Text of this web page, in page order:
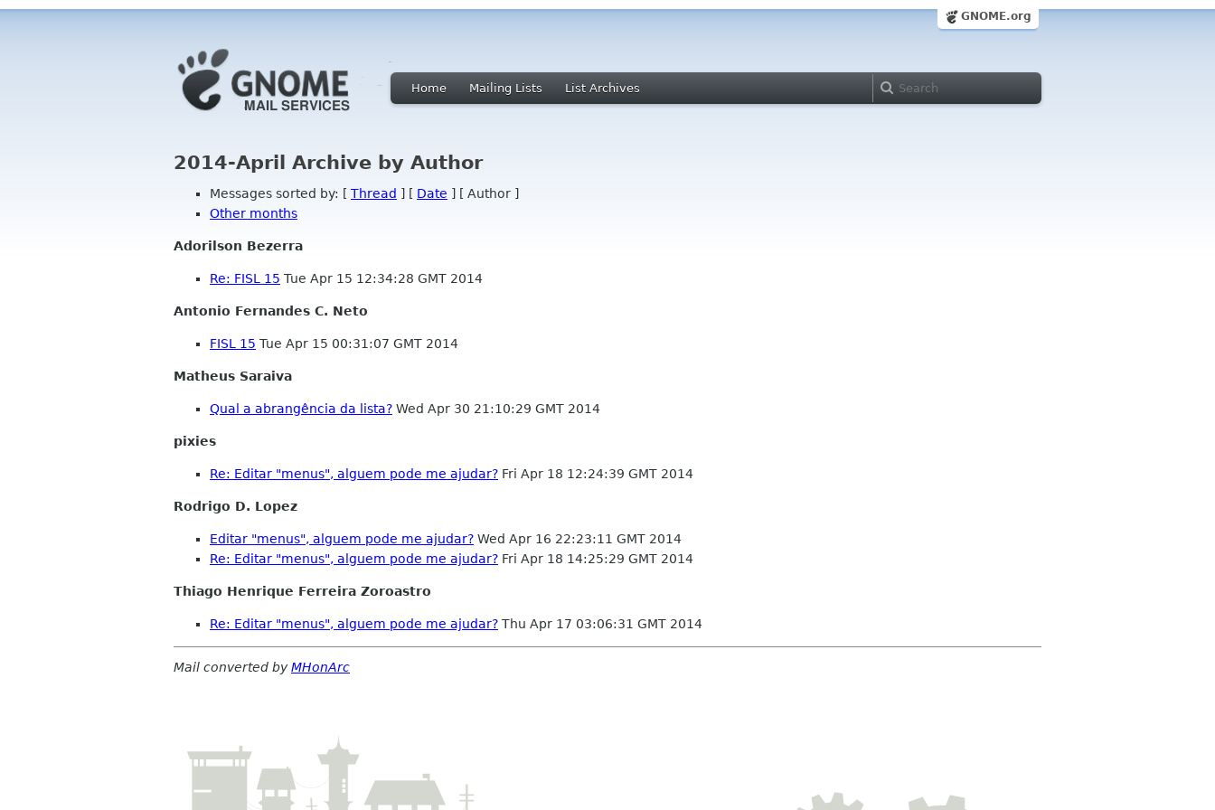
GNOME.org
Home Mailing Lists List Archives
2014-April Archive by Author
Messages sorted by: [ Thread ] [ Date ] [ Author ]
Other months
Adorilson Bezerra
Re: FISL 15 Tue Apr 15 12:34:28 GMT 2014
Antonio Fernandes C. Neto
FISL 15 Tue Apr 15 00:31:07 GMT 2014
Matheus Saraiva
Qual a abrangência da lista? Wed Apr 30 21:10:29 GMT 2014
pixies
Re: Editar "menus", alguem pode me ajudar? Fri Apr 18 12:24:39 GMT 2014
Rodrigo D. Lopez
Editar "menus", alguem pode me ajudar? Wed Apr 16 22:23:11 GMT 2014
Re: Editar "menus", alguem pode me ajudar? Fri Apr 18 14:25:29 GMT 2014
Thiago Henrique Ferreira Zoroastro
Re: Editar "menus", alguem pode me ajudar? Thu Apr 17 03:06:31 GMT 2014
Mail converted byMHonArc